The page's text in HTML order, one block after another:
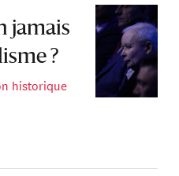
jamais
?
historique